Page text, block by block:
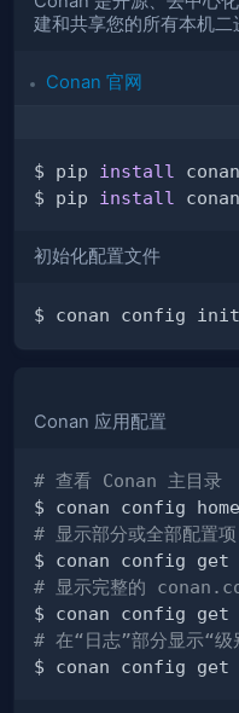
建和共享您的所有本机二
Conan 官网
$ pip install
$ pip install
初始化配置文件
Conan 应用配置
# 查看 Conan 主目录
# 显示部分或全部配置项
$ conan config get
# 显示完整的
# 在“日志”部分显示“级